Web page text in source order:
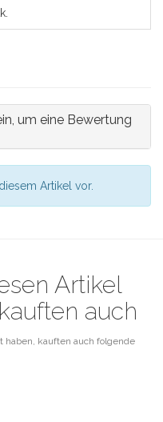
um eine Bewertung
Artikel vor.
Artikel
auch
kauften auch folgende